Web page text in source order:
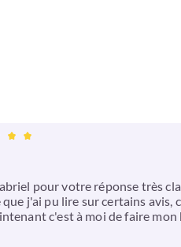
pour votre réponse très
j'ai pu lire sur certains avis,
c'est à moi de faire